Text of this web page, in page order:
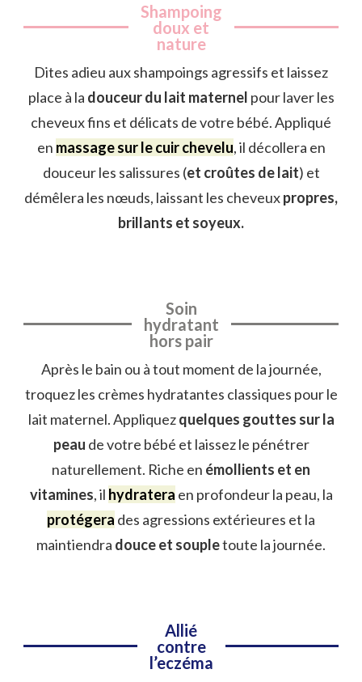
Shampoing
doux et
nature
Dites adieu aux shampoings agressifs et laissez
place à la douceur du lait maternel pour laver les
cheveux fins et délicats de votre bébé. Appliqué
en massage sur le cuir chevelu, il décollera en
douceur les salissures (et croûtes de lait) et
démêlera les nœuds, laissant les cheveuxpropres,
brillants et soyeux.
Soin
hydratant
hors pair
Après le bain ou à tout moment de la journée,
troquez les crèmes hydratantes classiques pour le
lait maternel. Appliquezquelques gouttes sur la
peau de votre bébé et laissez le pénétrer
naturellement. Riche en émollients et en
vitamines, il hydratera en profondeur la peau, la
protégera des agressions extérieures et la
maintiendra douce et soupletoute la journée.
Allié
contre
l’eczéma